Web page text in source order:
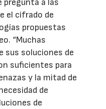
pregunta a las
el cifrado de
propuestas
“Muchas
sus soluciones de
suficientes para
y la mitad de
de
de